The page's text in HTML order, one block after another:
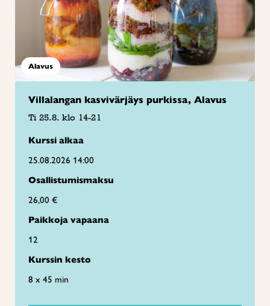
Alavus
Villalangan kasvivärjäys purkissa, Alavus
Ti 25.8. klo 14-21
Kurssi alkaa
25.08.2026 14:00
Osallistumismaksu
26,00 €
Paikkoja vapaana
12
Kurssin kesto
8 x 45 min